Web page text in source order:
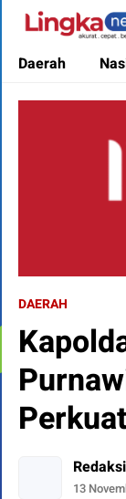
Lingkanews
Akurat. Cepat &
Daerah
DAERAH
Redaksi
13